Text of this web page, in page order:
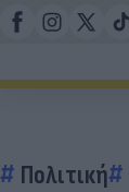
Πολιτική